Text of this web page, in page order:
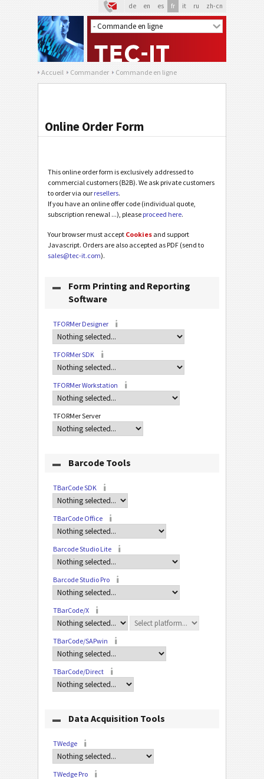
de en es fr it ru zh-cn
Accueil Commander Commande en ligne
Online Order Form
This online order form is exclusively addressed to
commercial customers (B2B). We ask private customers
to order via our resellers.
If you have an online offer code (individual quote,
subscription renewal ...), please proceed here.
Your browser must accept Cookies and support
Javascript. Orders are also accepted as PDF (send to
sales@tec-it.com).
Form Printing and Reporting
Software
TFORMer Designer
TFORMer SDK
TFORMer Workstation
TFORMer Server
Barcode Tools
TBarCode SDK
TBarCode Office
Barcode Studio Lite
Barcode Studio Pro
TBarCode/X
TBarCode/SAPwin
TBarCode/Direct
Data Acquisition Tools
TWedge
TWedge Pro